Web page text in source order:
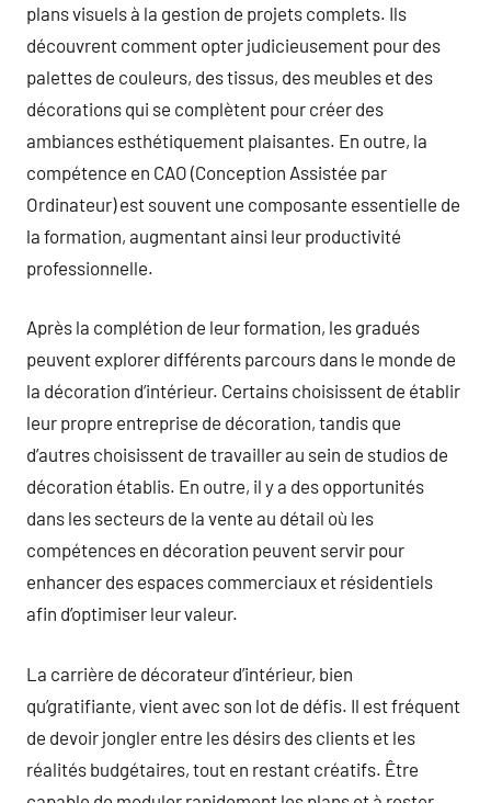
plans visuels à la gestion de projets complets. Ils
découvrent comment opter judicieusement pour des
palettes de couleurs, des tissus, des meubles et des
décorations qui se complètent pour créer des
ambiances esthétiquement plaisantes. En outre, la
compétence en CAO (Conception Assistée par
Ordinateur) est souvent une composante essentielle de
la formation, augmentant ainsi leur productivité
professionnelle.
Après la complétion de leur formation, les gradués
peuvent explorer différents parcours dans le monde de
la décoration d’intérieur. Certains choisissent de établir
leur propre entreprise de décoration, tandis que
d’autres choisissent de travailler au sein de studios de
décoration établis. En outre, il y a des opportunités
dans les secteurs de la vente au détail où les
compétences en décoration peuvent servir pour
enhancer des espaces commerciaux et résidentiels
afin d’optimiser leur valeur.
La carrière de décorateur d’intérieur, bien
qu’gratifiante, vient avec son lot de défis. Il est fréquent
de devoir jongler entre les désirs des clients et les
réalités budgétaires, tout en restant créatifs. Être